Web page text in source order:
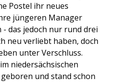
Postel ihr neues
jüngeren Manager
das jedoch nur rund drei
neu verliebt haben, doch
unter Verschluss.
niedersächsischen
und stand schon